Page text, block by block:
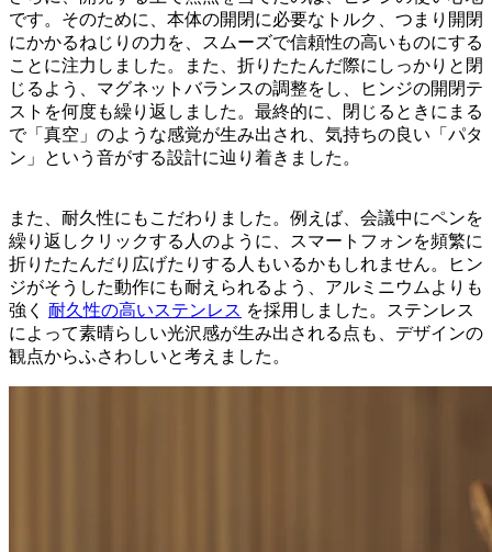
です。そのために、本体の開閉に必要なトルク、つまり開閉
にかかるねじりの力を、スムーズで信頼性の高いものにする
ことに注力しました。また、折りたたんだ際にしっかりと閉
じるよう、マグネットバランスの調整をし、ヒンジの開閉テ
ストを何度も繰り返しました。最終的に、閉じるときにまる
で「真空」のような感覚が生み出され、気持ちの良い「パタ
ン」という音がする設計に辿り着きました。
また、耐久性にもこだわりました。例えば、会議中にペンを
繰り返しクリックする人のように、スマートフォンを頻繁に
折りたたんだり広げたりする人もいるかもしれません。ヒン
ジがそうした動作にも耐えられるよう、アルミニウムよりも
強く 耐久性の高いステンレス を採用しました。ステンレス
によって素晴らしい光沢感が生み出される点も、デザインの
観点からふさわしいと考えました。